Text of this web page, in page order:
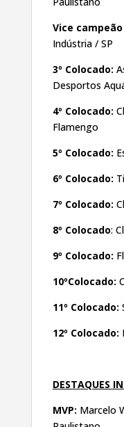
Vice
Indústria / SP
3º Colocado:
Desportos
4º Colocado:
Flamengo
5º Colocado:
6º Colocado:
7º Colocado:
8º Colocado:
9º Colocado:
10ºColocado:
11º Colocado:
12º Colocado:
DESTAQUES
MVP: Marcelo